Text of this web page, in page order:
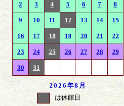
2 3 4 5 6 7 8
9 10 11 12 13 14 15
16 17 18 19 20 21 22
23 24 25 26 27 28 29
30 31
2026年8月
は休館日